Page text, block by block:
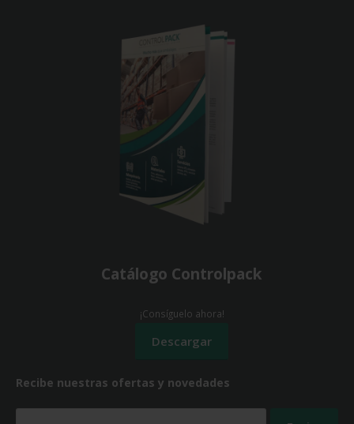
Recibe nuestras ofertas y novedades
Catálogo Controlpack
¡Consíguelo ahora!